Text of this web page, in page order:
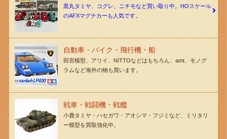
黒丸タミヤ、コグレ、ニチモなど買い取り中。HOスケール
のAFXマグナカーも人気です。
自動車・バイク・飛行機・船
田宮模型、アリイ、NITTOなどはもちろん、amt、モノグ
ラムなど海外の物も買います。
戦車・戦闘機・戦艦
小鹿タミヤ・ハセガワ・アオシマ・フジミなど、ミリタリ
ー模型を買取強化中。